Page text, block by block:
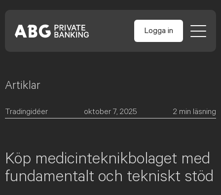
Skip
content
Logga in
Artiklar
Tradingidéer oktober 7, 2025 2 min läsning
Köp medicinteknikbolaget med
fundamentalt och tekniskt stöd